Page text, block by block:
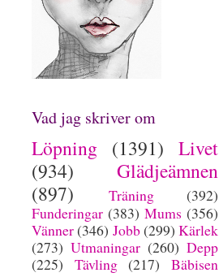
Vad jag skriver om
Löpning (1391) Livet
(934)
Glädjeämnen
(897)
Träning
(392)
Funderingar (383) Mums (356)
Vänner(346) Jobb(299) Kärlek
(273) Utmaningar (260) Depp
(225)
Tävling (217)
Bäbisen